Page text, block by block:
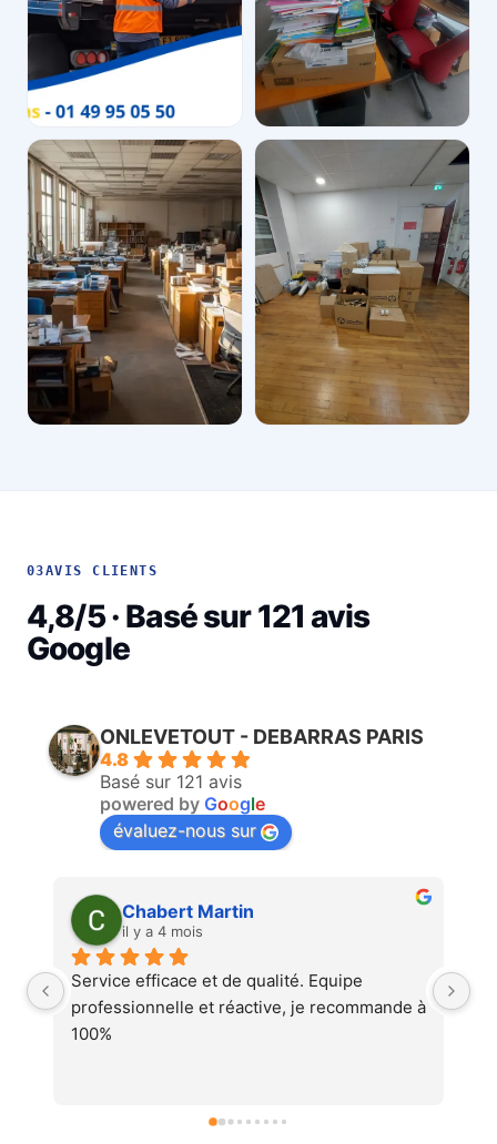
03AVIS CLIENTS
4,8/5 · Basé sur 121 avis
Google
ONLEVETOUT - DEBARRAS PARIS
4.8
Basé sur 121 avis
powered by Google
évaluez-nous sur
Martin Faliu
il y a 4 mois
Service au top, devis ultra rapide et
cohérent, équipes professionnelles et
soignéesJe recommande !